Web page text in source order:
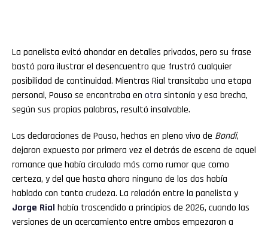
La panelista evitó ahondar en detalles privados, pero su frase
bastó para ilustrar el desencuentro que frustró cualquier
posibilidad de continuidad. Mientras Rial transitaba una etapa
personal, Pouso se encontraba en otra sintonía y esa brecha,
según sus propias palabras, resultó insalvable.
Las declaraciones de Pouso, hechas en pleno vivo de Bondi,
dejaron expuesto por primera vez el detrás de escena de aquel
romance que había circulado más como rumor que como
certeza, y del que hasta ahora ninguno de los dos había
hablado con tanta crudeza. La relación entre la panelista y
Jorge Rial había trascendido a principios de 2026, cuando las
versiones de un acercamiento entre ambos empezaron a